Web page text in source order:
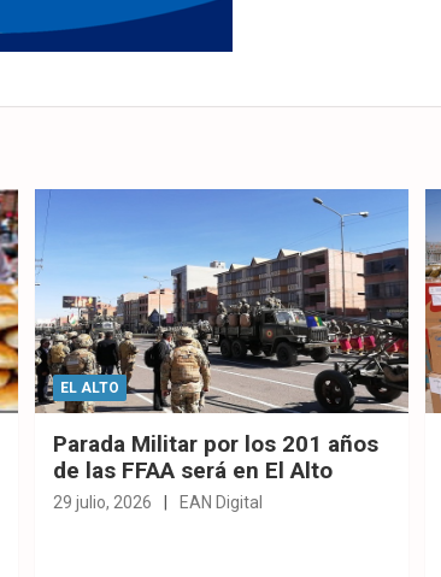
EL ALTO
Parada Militar por los 201 años
de las FFAA será en El Alto
29 julio, 2026 EAN Digital